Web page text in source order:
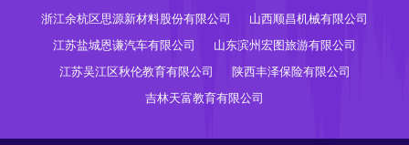
浙江余杭区思源新材料股份有限公司
山西顺昌机械有限公司
江苏盐城恩谦汽车有限公司
山东滨州宏图旅游有限公司
江苏吴江区秋伦教育有限公司
陕西丰泽保险有限公司
吉林天富教育有限公司